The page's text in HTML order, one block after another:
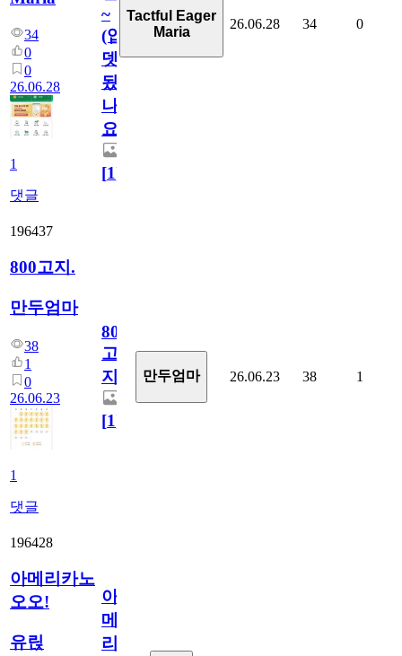
34
0
0
26.06.28
1
댓글
~
(업
뎃
됬
나
요)
[1]
Tactful Eager
Maria
26.06.28 34 0
196437
800고지.
만두엄마
38
1
0
26.06.23
1
댓글
800
고
지.
[1]
만두엄마 26.06.23 38 1
196428
아메리카노
오오!
유릱
아
메
리